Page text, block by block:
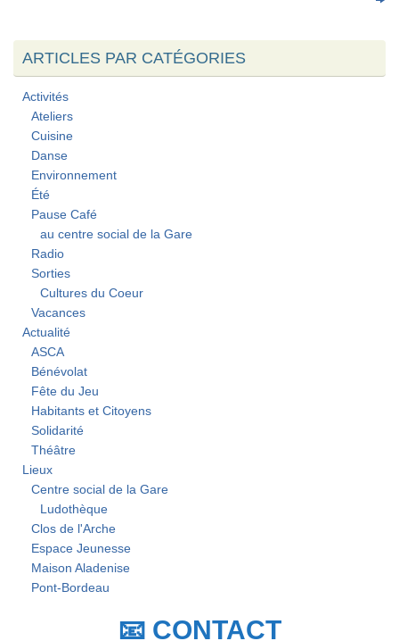
ARTICLES PAR CATÉGORIES
Activités
Ateliers
Cuisine
Danse
Environnement
Été
Pause Café
au centre social de la Gare
Radio
Sorties
Cultures du Coeur
Vacances
Actualité
ASCA
Bénévolat
Fête du Jeu
Habitants et Citoyens
Solidarité
Théâtre
Lieux
Centre social de la Gare
Ludothèque
Clos de l'Arche
Espace Jeunesse
Maison Aladenise
Pont-Bordeau
📧 CONTACT